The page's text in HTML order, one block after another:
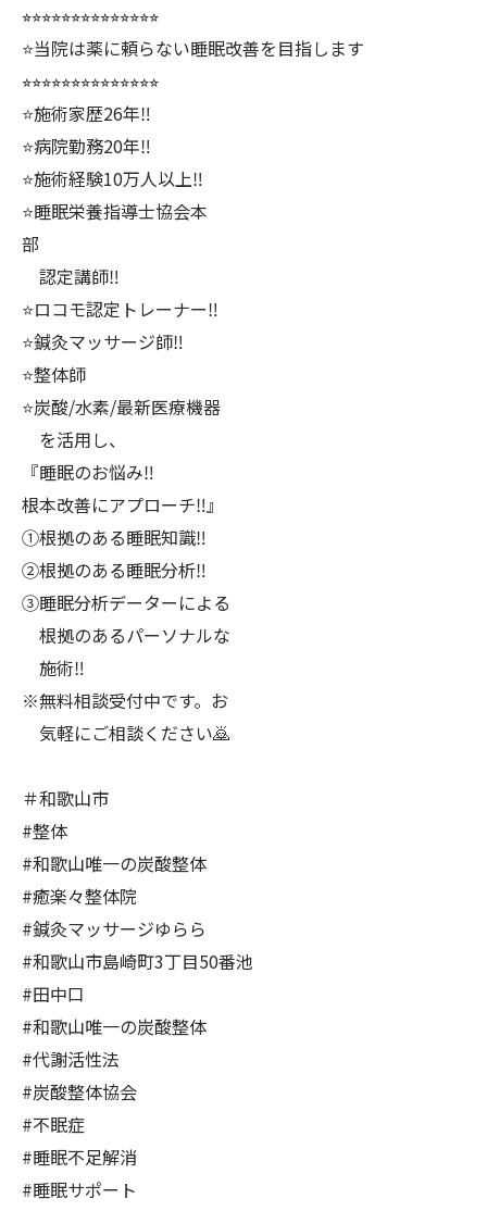
⭐︎⭐︎⭐︎⭐︎⭐︎⭐︎⭐︎⭐︎⭐︎⭐︎⭐︎⭐︎⭐︎⭐︎
⭐️当院は薬に頼らない睡眠改善を目指します
⭐︎⭐︎⭐︎⭐︎⭐︎⭐︎⭐︎⭐︎⭐︎⭐︎⭐︎⭐︎⭐︎⭐︎
⭐️施術家歴26年‼️
⭐️病院勤務20年‼️
⭐️施術経験10万人以上‼️
⭐️睡眠栄養指導士協会本
部
認定講師‼️
⭐️ロコモ認定トレーナー‼️
⭐️鍼灸マッサージ師‼️
⭐️整体師
⭐️炭酸/水素/最新医療機器
を活用し、
『睡眠のお悩み‼️
根本改善にアプローチ‼️』
①根拠のある睡眠知識‼️
②根拠のある睡眠分析‼️
③睡眠分析データーによる
根拠のあるパーソナルな
施術‼️
※無料相談受付中です。お
気軽にご相談ください🙇
＃和歌山市
#整体
#和歌山唯一の炭酸整体
#癒楽々整体院
#鍼灸マッサージゆらら
#和歌山市島崎町3丁目50番池
#田中口
#和歌山唯一の炭酸整体
#代謝活性法
#炭酸整体協会
#不眠症
#睡眠不足解消
#睡眠サポート